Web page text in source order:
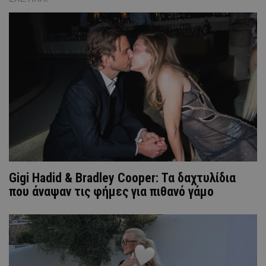
Gigi Hadid & Bradley Cooper: Τα δαχτυλίδια
που άναψαν τις φήμες για πιθανό γάμο